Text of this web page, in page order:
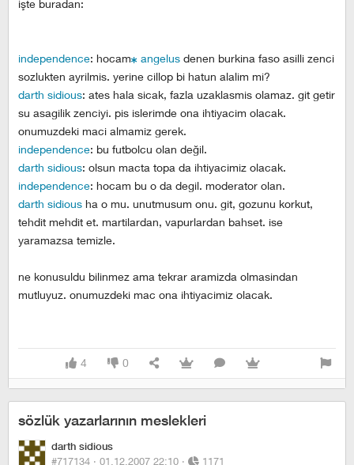
işte buradan:
independence: hocam angelus denen burkina faso asilli zenci
sozlukten ayrilmis. yerine cillop bi hatun alalim mi?
darth sidious: ates hala sicak, fazla uzaklasmis olamaz. git getir
su asagilik zenciyi. pis islerimde ona ihtiyacim olacak.
onumuzdeki maci almamiz gerek.
independence: bu futbolcu olan değil.
darth sidious: olsun macta topa da ihtiyacimiz olacak.
independence: hocam bu o da degil. moderator olan.
darth sidious ha o mu. unutmusum onu. git, gozunu korkut,
tehdit mehdit et. martilardan, vapurlardan bahset. ise
yaramazsa temizle.
ne konusuldu bilinmez ama tekrar aramizda olmasindan
mutluyuz. onumuzdeki mac ona ihtiyacimiz olacak.
4 0
sözlük yazarlarının meslekleri
darth sidious
#717134 · 01.12.2007 22:10 · 1171